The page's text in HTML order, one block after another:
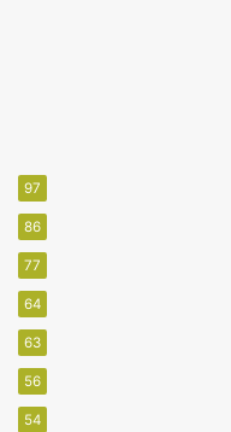
97
86
77
64
63
56
54